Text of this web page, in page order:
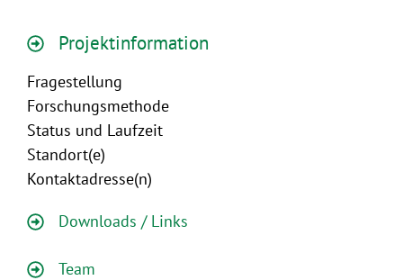
Projektinformation
Fragestellung
Forschungsmethode
Status und Laufzeit
Standort(e)
Kontaktadresse(n)
Downloads / Links
Team